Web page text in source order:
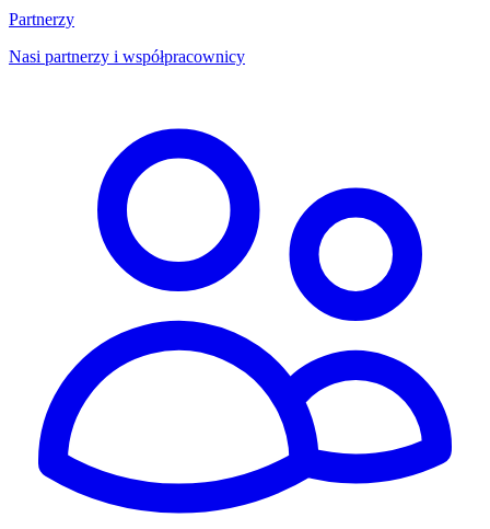
Partnerzy
Nasi partnerzy i współpracownicy